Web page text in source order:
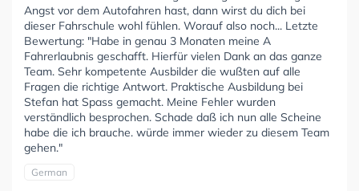
Angst vor dem Autofahren hast, dann wirst du dich bei
dieser Fahrschule wohl fühlen. Worauf also noch... Letzte
Bewertung: "Habe in genau 3 Monaten meine A
Fahrerlaubnis geschafft. Hierfür vielen Dank an das ganze
Team. Sehr kompetente Ausbilder die wußten auf alle
Fragen die richtige Antwort. Praktische Ausbildung bei
Stefan hat Spass gemacht. Meine Fehler wurden
verständlich besprochen. Schade daß ich nun alle Scheine
habe die ich brauche. würde immer wieder zu diesem Team
gehen."
German